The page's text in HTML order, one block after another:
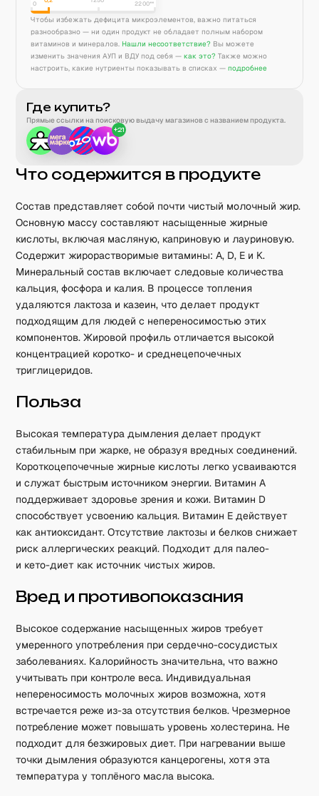
0 2200**
Чтобы избежать дефицита микроэлементов, важно питаться
разнообразно — ни один продукт не обладает полным набором
витаминов и минералов. Нашли несоответствие? Вы можете
изменить значения АУП и ВДУ под себя — как это? Также можно
настроить, какие нутриенты показывать в списках — подробнее
Где купить?
Прямые ссылки на поисковую выдачу магазинов с названием продукта.
+21
Что содержится в продукте
Состав представляет собой почти чистый молочный жир.
Основную массу составляют насыщенные жирные
кислоты, включая масляную, каприновую и лауриновую.
Содержит жирорастворимые витамины: A, D, E и K.
Минеральный состав включает следовые количества
кальция, фосфора и калия. В процессе топления
удаляются лактоза и казеин, что делает продукт
подходящим для людей с непереносимостью этих
компонентов. Жировой профиль отличается высокой
концентрацией коротко- и среднецепочечных
триглицеридов.
Польза
Высокая температура дымления делает продукт
стабильным при жарке, не образуя вредных соединений.
Короткоцепочечные жирные кислоты легко усваиваются
и служат быстрым источником энергии. Витамин A
поддерживает здоровье зрения и кожи. Витамин D
способствует усвоению кальция. Витамин E действует
как антиоксидант. Отсутствие лактозы и белков снижает
риск аллергических реакций. Подходит для палео-
и кето-диет как источник чистых жиров.
Вред и противопоказания
Высокое содержание насыщенных жиров требует
умеренного употребления при сердечно-сосудистых
заболеваниях. Калорийность значительна, что важно
учитывать при контроле веса. Индивидуальная
непереносимость молочных жиров возможна, хотя
встречается реже из-за отсутствия белков. Чрезмерное
потребление может повышать уровень холестерина. Не
подходит для безжировых диет. При нагревании выше
точки дымления образуются канцерогены, хотя эта
температура у топлёного масла высока.